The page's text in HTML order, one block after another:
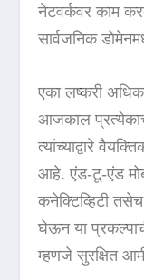
नेटवर्कवर काम
सार्वजनिक
एका लष्करी
आजकाल
त्यांच्याद्वारे
आहे. एंड-टू-एंड
कनेक्टिव्हिटी
घेऊन या
म्हणजे सुरक्षित